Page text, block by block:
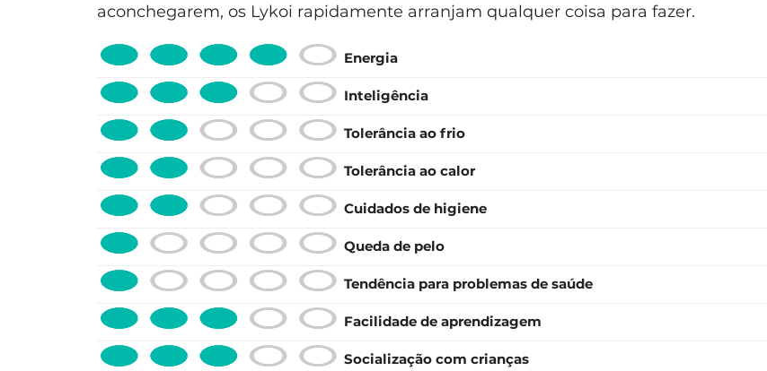
aconchegarem, os Lykoi rapidamente arranjam qualquer coisa para fazer.
Energia
Inteligência
Tolerância ao frio
Tolerância ao calor
Cuidados de higiene
Queda de pelo
Tendência para problemas de saúde
Facilidade de aprendizagem
Socialização com crianças